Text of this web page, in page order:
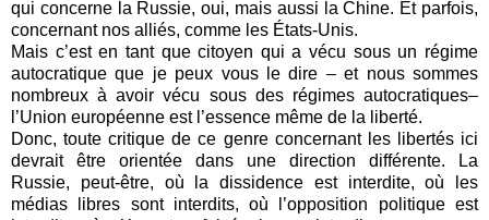
qui concerne la Russie, oui, mais aussi la Chine. Et parfois,
concernant nos alliés, comme les États-Unis.
Mais c’est en tant que citoyen qui a vécu sous un régime
autocratique que je peux vous le dire – et nous sommes
nombreux à avoir vécu sous des régimes autocratiques–
l’Union européenne est l’essence même de la liberté.
Donc, toute critique de ce genre concernant les libertés ici
devrait être orientée dans une direction différente. La
Russie, peut-être, où la dissidence est interdite, où les
médias libres sont interdits, où l’opposition politique est